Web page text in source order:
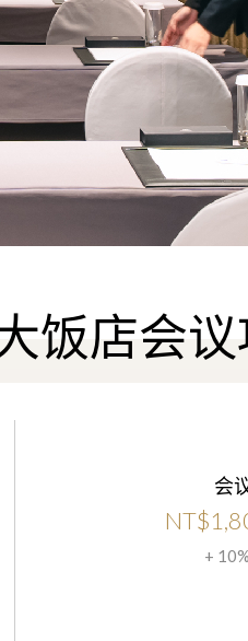
饭店会议
会
+